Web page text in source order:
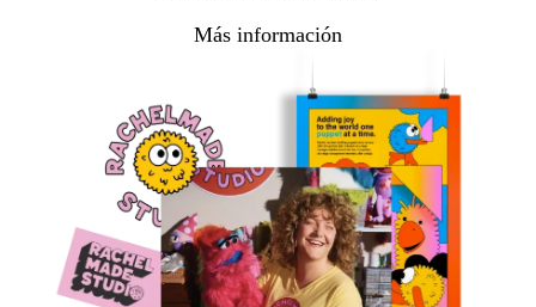
Más información